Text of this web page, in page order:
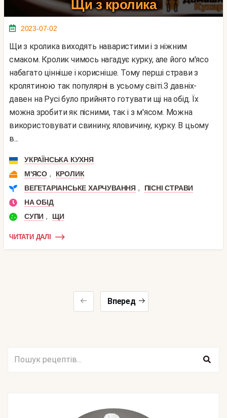
Щи з кролика
2023-07-02
Щи з кролика виходять наваристими і з ніжним
смаком. Кролик чимось нагадує курку, але його м'ясо
набагато цінніше і корисніше. Тому перші страви з
кролятиною так популярні в усьому світі.З давніх-
давен на Русі було прийнято готувати щі на обід. Їх
можна зробити як пісними, так і з м'ясом. Можна
використовувати свинину, яловичину, курку. В цьому
в...
УКРАЇНСЬКА КУХНЯ
М'ЯСО ,
КРОЛИК
ВЕГЕТАРІАНСЬКЕ ХАРЧУВАННЯ ,
ПІСНІ СТРАВИ
НА ОБІД
СУПИ , ЩИ
ЧИТАТИ ДАЛІ
Вперед